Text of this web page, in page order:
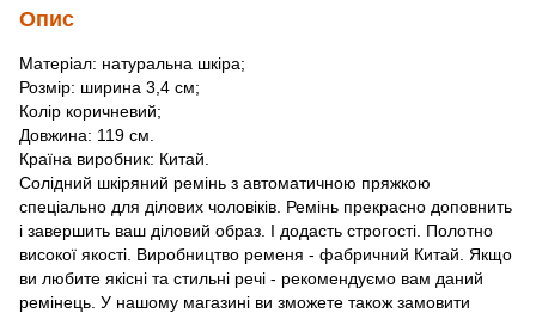
Опис
Матеріал: натуральна шкіра;
Розмір: ширина 3,4 см;
Колір коричневий;
Довжина: 119 см.
Країна виробник: Китай.
Солідний шкіряний ремінь з автоматичною пряжкою
спеціально для ділових чоловіків. Ремінь прекрасно доповнить
і завершить ваш діловий образ. І додасть строгості. Полотно
високої якості. Виробництво ременя - фабричний Китай. Якщо
ви любите якісні та стильні речі - рекомендуємо вам даний
ремінець. У нашому магазині ви зможете також замовити